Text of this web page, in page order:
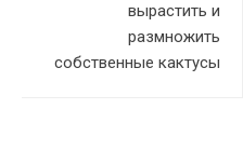
вырастить и
размножить
собственные кактусы